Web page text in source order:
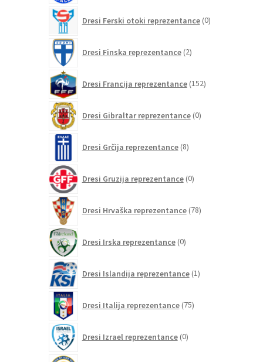
Dresi Ferski otoki reprezentance 0izdelkov
Dresi Finska reprezentance 2izdelka
Dresi Francija reprezentance 152izdelkov
Dresi Gibraltar reprezentance 0izdelkov
Dresi Grčija reprezentance 8izdelkov
Dresi Gruzija reprezentance 0izdelkov
Dresi Hrvaška reprezentance 78izdelkov
Dresi Irska reprezentance 0izdelkov
Dresi Islandija reprezentance 1izdelek
Dresi Italija reprezentance 75izdelkov
Dresi Izrael reprezentance 0izdelkov